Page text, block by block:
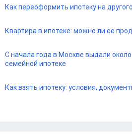
Как переоформить ипотеку на
Квартира в ипотеке: можно ли ее
С начала года в Москве выдали
семейной ипотеке
Как взять ипотеку: условия,